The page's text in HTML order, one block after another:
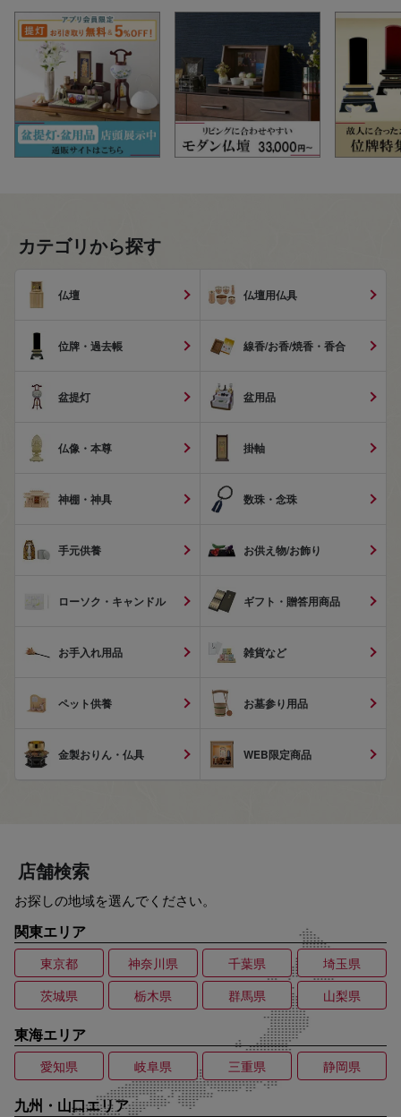
カテゴリから探す
仏壇 仏壇用仏具
位牌・過去帳 線香/お香/焼香・香合
盆提灯 盆用品
仏像・本尊 掛軸
神棚・神具 数珠・念珠
手元供養 お供え物/お飾り
ローソク・キャンドル ギフト・贈答用商品
お手入れ用品 雑貨など
ペット供養 お墓参り用品
金製おりん・仏具 WEB限定商品
店舗検索
お探しの地域を選んでください。
関東エリア
東京都 神奈川県 千葉県
埼玉県
茨城県
栃木県 群馬県 山梨県
東海エリア
愛知県 岐阜県 三重県 静岡県
九州・山口エリア